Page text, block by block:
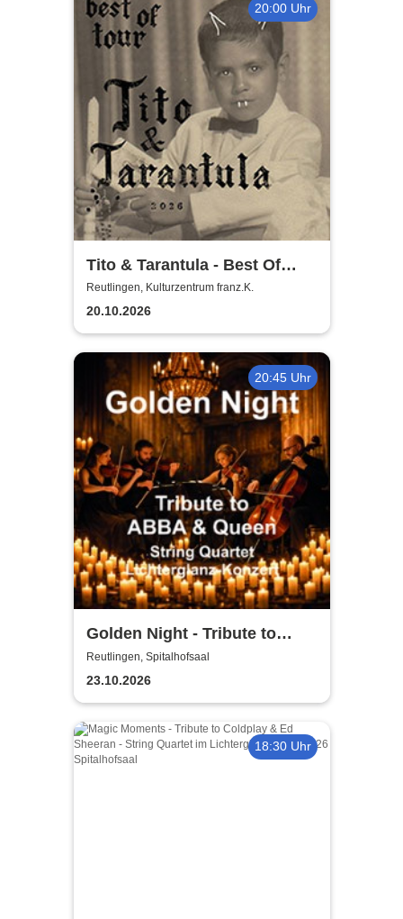
20:00 Uhr
Tito & Tarantula - Best Of
Tour 2026
Reutlingen, Kulturzentrum franz.K.
20.10.2026
20:45 Uhr
Golden Night - Tribute to
ABBA und Queen - String
Quartet im Lichterglanz
Reutlingen, Spitalhofsaal
23.10.2026
18:30 Uhr